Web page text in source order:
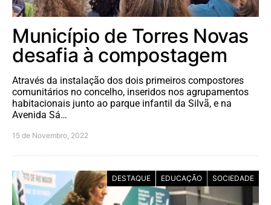
Município de Torres Novas
desafia à compostagem
Através da instalação dos dois primeiros compostores
comunitários no concelho, inseridos nos agrupamentos
habitacionais junto ao parque infantil da Silvã, e na
Avenida Sá…
15 de Novembro, 2022
DESTAQUE EDUCAÇÃO SOCIEDADE